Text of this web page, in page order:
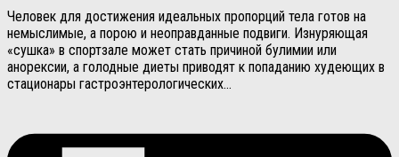
Человек для достижения идеальных пропорций тела готов на
немыслимые, а порою и неоправданные подвиги. Изнуряющая
«сушка» в спортзале может стать причиной булимии или
анорексии, а голодные диеты приводят к попаданию худеющих в
стационары гастроэнтерологических...